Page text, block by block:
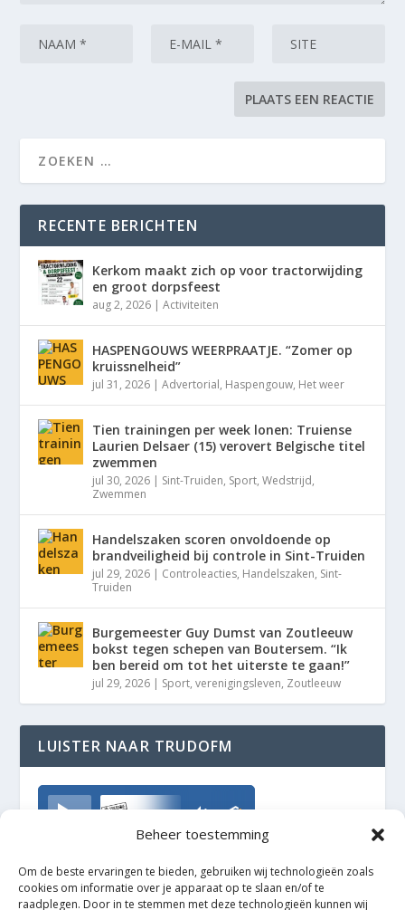
Beheer toestemming
Om de beste ervaringen te bieden, gebruiken wij technologieën zoals
cookies om informatie over je apparaat op te slaan en/of te
raadplegen. Door in te stemmen met deze technologieën kunnen wij
RECENTE BERICHTEN
Kerkom maakt zich op voor tractorwijding
en groot dorpsfeest
aug 2, 2026 |Activiteiten
HASPENGOUWS WEERPRAATJE. “Zomer op
kruissnelheid”
jul 31, 2026 |Advertorial, Haspengouw, Het weer
Tien trainingen per week lonen: Truiense
Laurien Delsaer (15) verovert Belgische titel
zwemmen
jul 30, 2026 | Sint-Truiden, Sport,Wedstrijd,
Zwemmen
Handelszaken scoren onvoldoende op
brandveiligheid bij controle in Sint-Truiden
jul 29, 2026 | Controleacties, Handelszaken, Sint-
Truiden
Burgemeester Guy Dumst van Zoutleeuw
bokst tegen schepen van Boutersem. “Ik
ben bereid om tot het uiterste te gaan!”
jul 29, 2026 | Sport,verenigingsleven, Zoutleeuw
LUISTER NAAR TRUDOFM
TrudoFM